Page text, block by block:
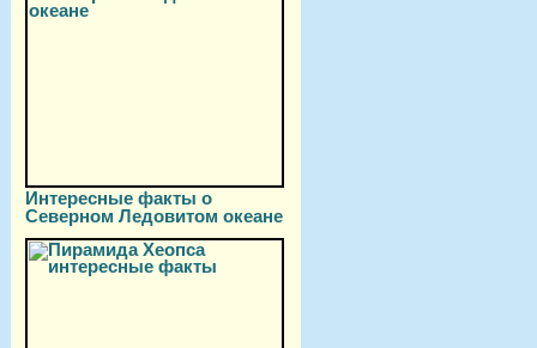
Интересные факты о
Северном Ледовитом океане